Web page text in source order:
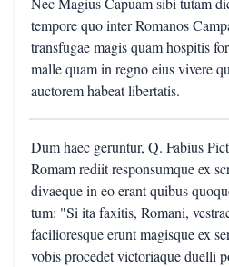
tempore quo inter Romanos
transfugae magis quam hospitis
malle quam in regno eius vivere
auctorem habeat libertatis.
Dum haec geruntur, Q. Fabius
Romam rediit responsumque ex
divaeque in eo erant quibus
tum: "Si ita faxitis, Romani,
facilioresque erunt magisque ex
vobis procedet victoriaque duelli